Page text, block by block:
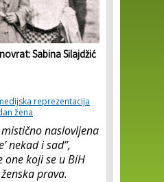
Sabina Silajdžić
reprezentacija
žena
naslovljena
nekad i sad”,
one koji se u BiH
prava.